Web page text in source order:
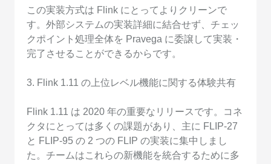
この実装方式は Flink にとってよりクリーンで
す。外部システムの実装詳細に結合せず、チェッ
クポイント処理全体を Pravega に委譲して実装・
完了させることができるからです。
3. Flink 1.11 の上位レベル機能に関する体験共有
Flink 1.11 は 2020 年の重要なリリースです。コネ
クタにとっては多くの課題があり、主に FLIP-27
と FLIP-95 の 2 つの FLIP の実装に集中しまし
た。チームはこれらの新機能を統合するために多